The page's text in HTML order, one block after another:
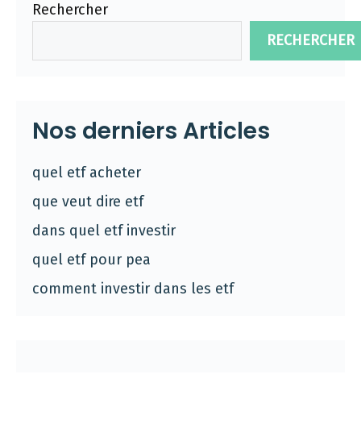
Rechercher
RECHERCHER
Nos derniers Articles
quel etf acheter
que veut dire etf
dans quel etf investir
quel etf pour pea
comment investir dans les etf